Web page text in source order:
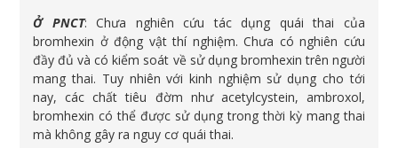
Ở PNCT: Chưa nghiên cứu tác dụng quái thai của
bromhexin ở động vật thí nghiệm. Chưa có nghiên cứu
đầy đủ và có kiểm soát về sử dụng bromhexin trên người
mang thai. Tuy nhiên với kinh nghiệm sử dụng cho tới
nay, các chất tiêu đờm như acetylcystein, ambroxol,
bromhexin có thể được sử dụng trong thời kỳ mang thai
mà không gây ra nguy cơ quái thai.